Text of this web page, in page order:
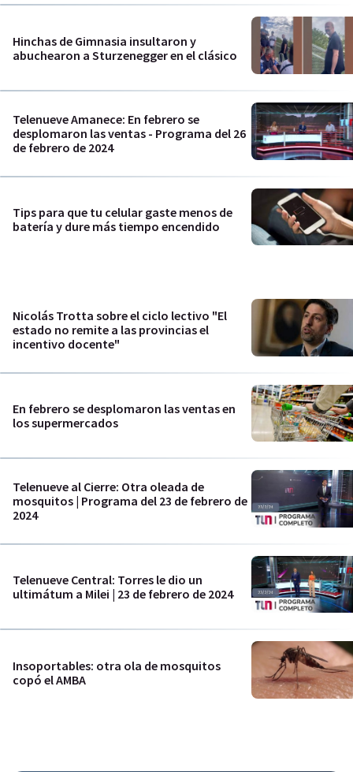
Hinchas de Gimnasia insultaron y
abuchearon a Sturzenegger en el clásico
Telenueve Amanece: En febrero se
desplomaron las ventas - Programa del 26
de febrero de 2024
Tips para que tu celular gaste menos de
batería y dure más tiempo encendido
Nicolás Trotta sobre el ciclo lectivo "El
estado no remite a las provincias el
incentivo docente"
En febrero se desplomaron las ventas en
los supermercados
Telenueve al Cierre: Otra oleada de
mosquitos | Programa del 23 de febrero de
2024
Telenueve Central: Torres le dio un
ultimátum a Milei | 23 de febrero de 2024
Insoportables: otra ola de mosquitos
copó el AMBA